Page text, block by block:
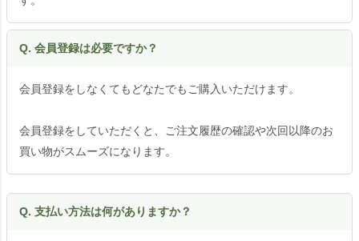
Q. 会員登録は必要ですか？
会員登録をしなくてもどなたでもご購入いただけます。
会員登録をしていただくと、ご注文履歴の確認や次回以降のお
買い物がスムーズになります。
Q. 支払い方法は何がありますか？